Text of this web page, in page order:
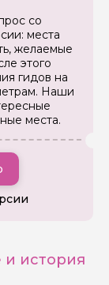
со
места
желаемые
этого
гидов на
Наши
места.
и история